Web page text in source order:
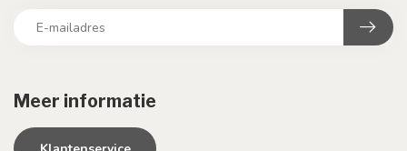
Meer informatie